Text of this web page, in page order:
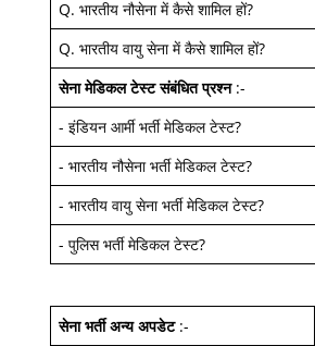
Q. भारतीय नौसेना में कैसे शामिल हों?
Q. भारतीय वायु सेना में कैसे शामिल हों?
सेना मेडिकल टेस्ट संबंधित प्रश्न:-
- इंडियन आर्मी भर्ती मेडिकल टेस्ट?
- भारतीय नौसेना भर्ती मेडिकल टेस्ट?
- भारतीय वायु सेना भर्ती मेडिकल टेस्ट?
- पुलिस भर्ती मेडिकल टेस्ट?
सेना भर्ती अन्य अपडेट:-